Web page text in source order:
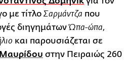
με τίτλο Σαρμάντζα που
διηγημάτωνΏπα-ώπα,
και παρουσιάζεται σε
στην Πειραιώς 260